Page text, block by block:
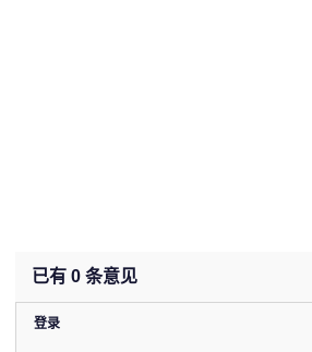
已有 0 条意见
登录